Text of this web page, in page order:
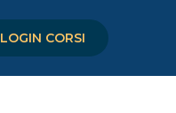
LOGIN CORSI